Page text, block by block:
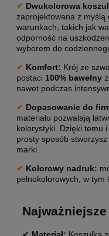
✔ Dwukolorowa k
zaprojektowana z myślą
warunkach, takich jak
odporność na
wyborem do
✔ Komfort: Krój ze
postaci 100% bawełny
nawet podczas
✔ Dopasowanie do
materiału pozwalają
kolorystyki. Dzięki temu
prosty sposób
marki.
✔ Kolorowy nadruk:
pełnokolorowych, w tym
✔ Materiał: Koszulka